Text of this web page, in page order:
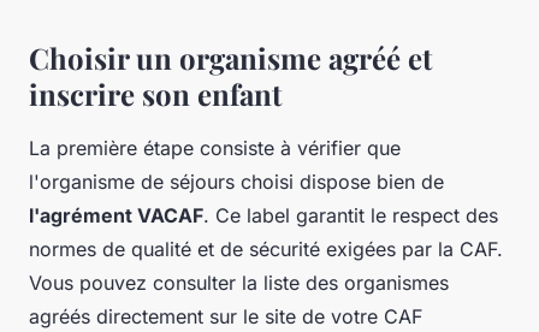
Choisir un organisme agréé et
inscrire son enfant
La première étape consiste à vérifier que
l'organisme de séjours choisi dispose bien de
l'agrément VACAF. Ce label garantit le respect des
normes de qualité et de sécurité exigées par la CAF.
Vous pouvez consulter la liste des organismes
agréés directement sur le site de votre CAF